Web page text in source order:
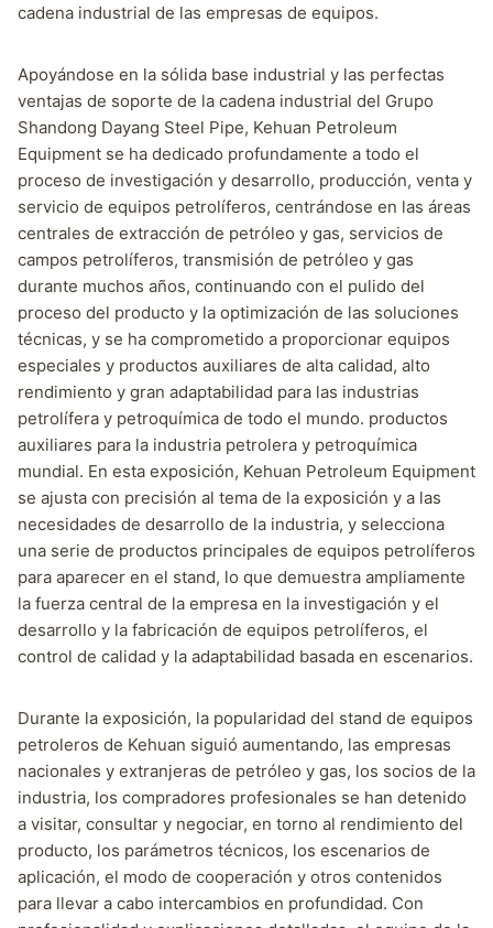
cadena industrial de las empresas de equipos.
Apoyándose en la sólida base industrial y las perfectas
ventajas de soporte de la cadena industrial del Grupo
Shandong Dayang Steel Pipe, Kehuan Petroleum
Equipment se ha dedicado profundamente a todo el
proceso de investigación y desarrollo, producción, venta y
servicio de equipos petrolíferos, centrándose en las áreas
centrales de extracción de petróleo y gas, servicios de
campos petrolíferos, transmisión de petróleo y gas
durante muchos años, continuando con el pulido del
proceso del producto y la optimización de las soluciones
técnicas, y se ha comprometido a proporcionar equipos
especiales y productos auxiliares de alta calidad, alto
rendimiento y gran adaptabilidad para las industrias
petrolífera y petroquímica de todo el mundo. productos
auxiliares para la industria petrolera y petroquímica
mundial. En esta exposición, Kehuan Petroleum Equipment
se ajusta con precisión al tema de la exposición y a las
necesidades de desarrollo de la industria, y selecciona
una serie de productos principales de equipos petrolíferos
para aparecer en el stand, lo que demuestra ampliamente
la fuerza central de la empresa en la investigación y el
desarrollo y la fabricación de equipos petrolíferos, el
control de calidad y la adaptabilidad basada en escenarios.
Durante la exposición, la popularidad del stand de equipos
petroleros de Kehuan siguió aumentando, las empresas
nacionales y extranjeras de petróleo y gas, los socios de la
industria, los compradores profesionales se han detenido
a visitar, consultar y negociar, en torno al rendimiento del
producto, los parámetros técnicos, los escenarios de
aplicación, el modo de cooperación y otros contenidos
para llevar a cabo intercambios en profundidad. Con